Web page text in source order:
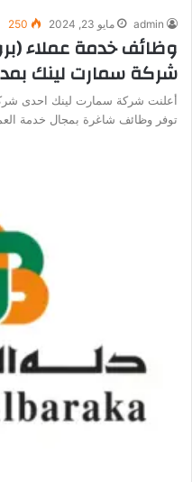
admin مايو 23, 2024 250
شركة سمارت لينك
أعلنت شركة سمارت لينك احدى
توفر وظائف شاغرة بمجال خدمة العملاء (راتب 5,700